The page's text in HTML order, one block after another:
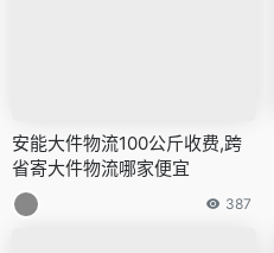
安能大件物流100公斤收费,跨
省寄大件物流哪家便宜
387